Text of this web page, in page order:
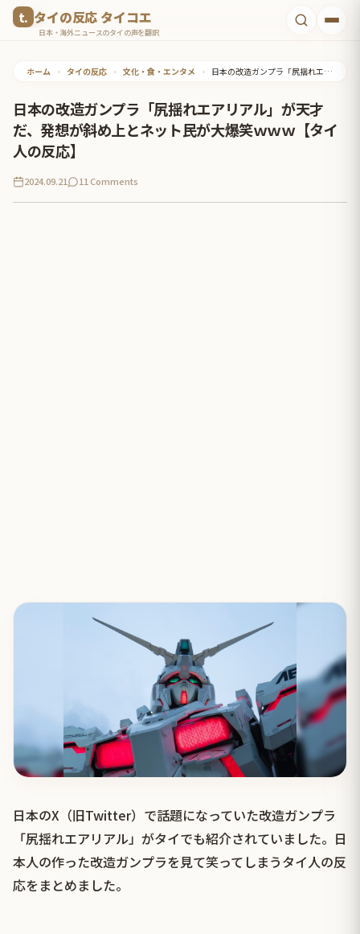
タイの反応 タイコエ
日本・海外ニュースのタイの声を翻訳
ホーム • タイの反応 • 文化・食・エンタメ • 日本の改造ガンプラ「尻揺れエアリアル」が天才だ、発想が斜め上とネット民が大爆笑ｗｗｗ【タイ人の反応】
日本の改造ガンプラ「尻揺れエアリアル」が天才
だ、発想が斜め上とネット民が大爆笑ｗｗｗ【タイ
人の反応】
2024.09.21 11 Comments
日本のX（旧Twitter）で話題になっていた改造ガンプラ
「尻揺れエアリアル」がタイでも紹介されていました。日
本人の作った改造ガンプラを見て笑ってしまうタイ人の反
応をまとめました。